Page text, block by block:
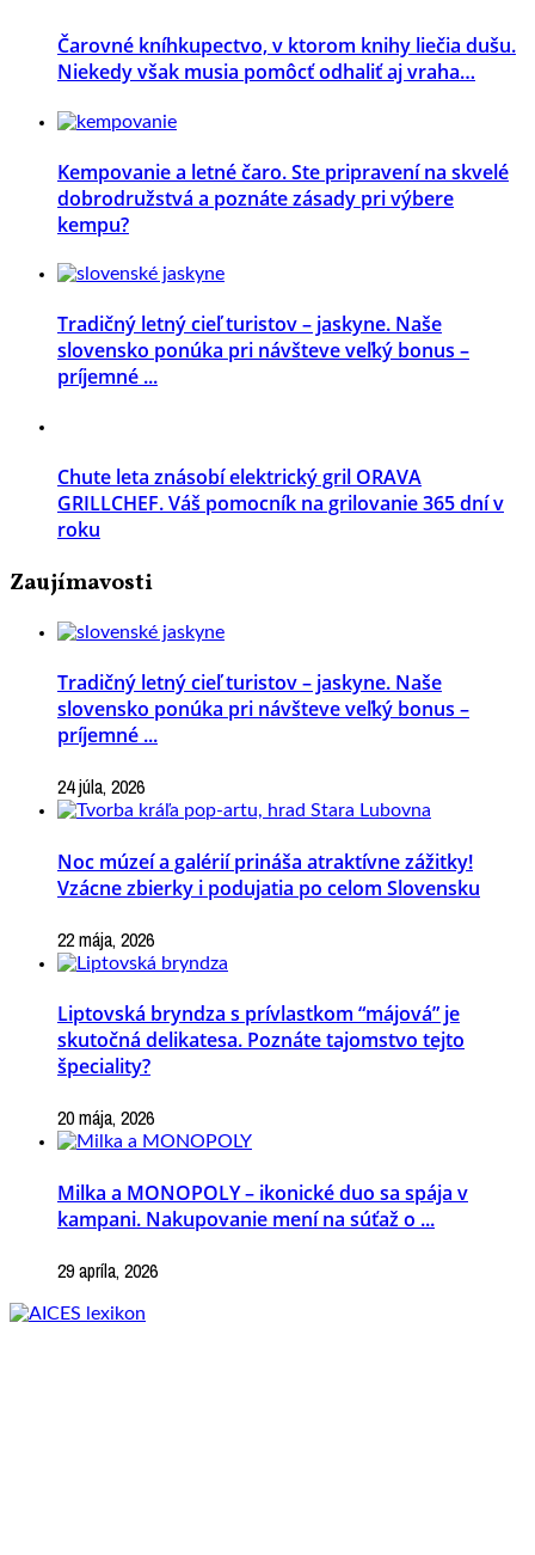
Čarovné kníhkupectvo, v ktorom knihy liečia dušu.
Niekedy však musia pomôcť odhaliť aj vraha…
Kempovanie a letné čaro. Ste pripravení na skvelé
dobrodružstvá a poznáte zásady pri výbere
kempu?
Tradičný letný cieľ turistov – jaskyne. Naše
slovensko ponúka pri návšteve veľký bonus –
príjemné ...
Chute leta znásobí elektrický gril ORAVA
GRILLCHEF. Váš pomocník na grilovanie 365 dní v
roku
Zaujímavosti
Tradičný letný cieľ turistov – jaskyne. Naše
slovensko ponúka pri návšteve veľký bonus –
príjemné ...
24 júla, 2026
Noc múzeí a galérií prináša atraktívne zážitky!
Vzácne zbierky i podujatia po celom Slovensku
22 mája, 2026
Liptovská bryndza s prívlastkom “májová” je
skutočná delikatesa. Poznáte tajomstvo tejto
špeciality?
20 mája, 2026
Milka a MONOPOLY – ikonické duo sa spája v
kampani. Nakupovanie mení na súťaž o ...
29 apríla, 2026